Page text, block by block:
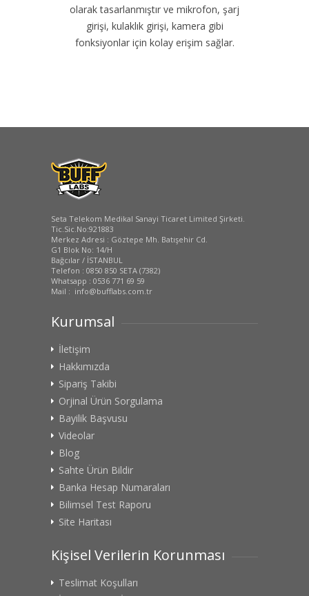
olarak tasarlanmıştır ve mikrofon, şarj
girişi, kulaklık girişi, kamera gibi
fonksiyonlar için kolay erişim sağlar.
Seta Telekom Medikal Sanayi Ticaret Limited Şirketi.
Tic.Sic.No:921883
Merkez Adresi : Göztepe Mh. Batışehir Cd.
G1 Blok No: 14/H
Bağcılar / İSTANBUL
Telefon : 0850 850 SETA (7382)
Whatsapp : 0536 771 69 59
Mail : info@bufflabs.com.tr
Kurumsal
İletişim
Hakkımızda
Sipariş Takibi
Orjinal Ürün Sorgulama
Bayilik Başvusu
Videolar
Blog
Sahte Ürün Bildir
Banka Hesap Numaraları
Bilimsel Test Raporu
Site Haritası
Kişisel Verilerin Korunması
Teslimat Koşulları